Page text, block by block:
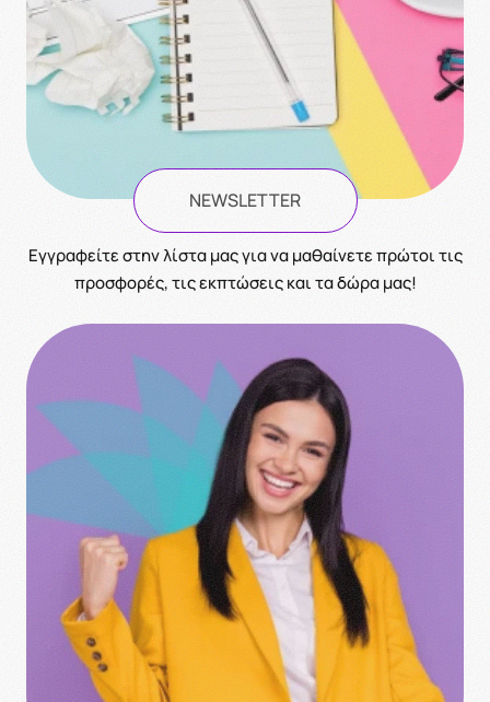
NEWSLETTER
Eγγραφείτε στην λίστα μας για να μαθαίνετε πρώτοι τις
προσφορές, τις εκπτώσεις και τα δώρα μας!